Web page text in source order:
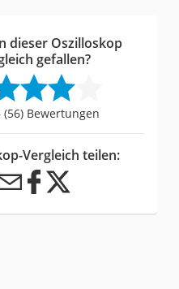
dieser Oszilloskop
gefallen?
(56) Bewertungen
Vergleich teilen: